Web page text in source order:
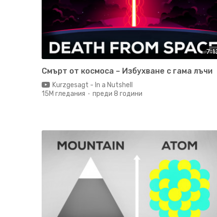
Смърт от космоса – Избухване с гама лъчи
Kurzgesagt - In a Nutshell
15M гледания
преди 8 години